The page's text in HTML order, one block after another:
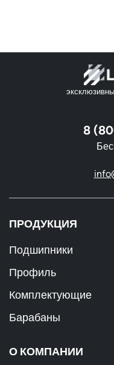
8
ПРОДУКЦИЯ
Подшипники
Профиль
Комплектующие
Барабаны
О КОМПАНИИ